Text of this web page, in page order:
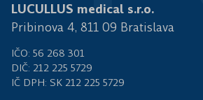
LUCULLUS medical s.r.o.
Pribinova 4, 811 09 Bratislava
IČO: 56 268 301
DIČ: 212 225 5729
IČ DPH: SK 212 225 5729